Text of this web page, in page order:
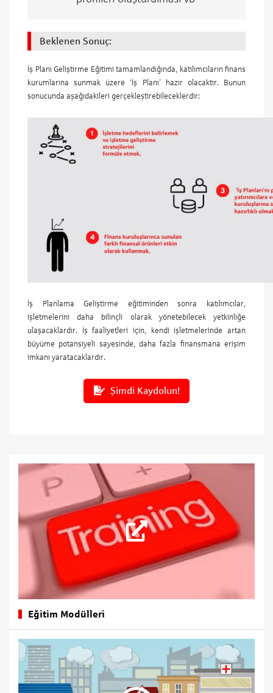
Beklenen Sonuç:
İş Planı Geliştirme Eğitimi tamamlandığında, katılımcıların finans
kurumlarına sunmak üzere ‘İş Planı’ hazır olacaktır. Bunun
sonucunda aşağıdakileri gerçekleştirebileceklerdir:
İş Planlama Geliştirme eğitiminden sonra katılımcılar,
işletmelerini daha bilinçli olarak yönetebilecek yetkinliğe
ulaşacaklardır. İş faaliyetleri için, kendi işletmelerinde artan
büyüme potansiyeli sayesinde, daha fazla finansmana erişim
imkanı yaratacaklardır.
Şimdi Kaydolun!
Eğitim Modülleri